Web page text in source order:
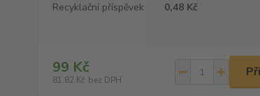
Recyklační příspěvek
0,48 Kč
99 Kč
81,82 Kč bez DPH